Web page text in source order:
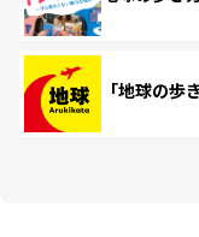
「地球の歩